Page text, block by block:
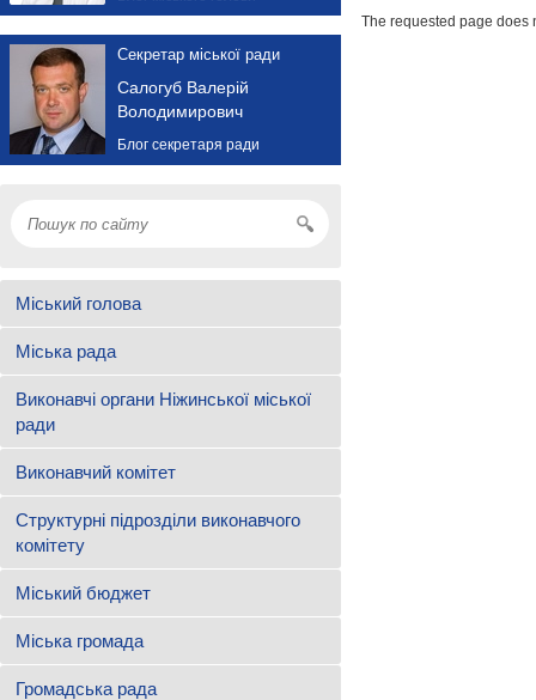
Секретар міської ради
Салогуб Валерій
Володимирович
Блог секретаря ради
Міський голова
Міська рада
Виконавчі органи Ніжинської міської
ради
Виконавчий комітет
Структурні підрозділи виконавчого
комітету
Міський бюджет
Міська громада
Громадська рада
The requested page does